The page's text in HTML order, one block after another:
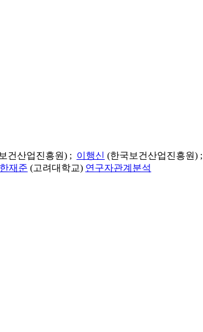
건산업진흥원) ; 이행신 (한국보건산업진흥원) ;
한재준 (고려대학교) 연구자관계분석